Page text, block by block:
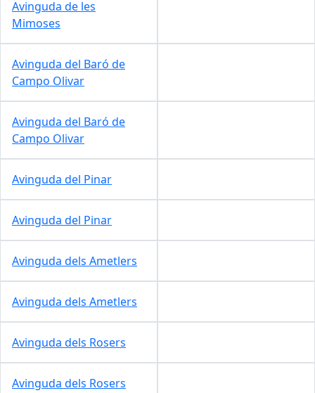
Avinguda de les
Mimoses
Avinguda del Baró de
Campo Olivar
Avinguda del Baró de
Campo Olivar
Avinguda del Pinar
Avinguda del Pinar
Avinguda dels Ametlers
Avinguda dels Ametlers
Avinguda dels Rosers
Avinguda dels Rosers